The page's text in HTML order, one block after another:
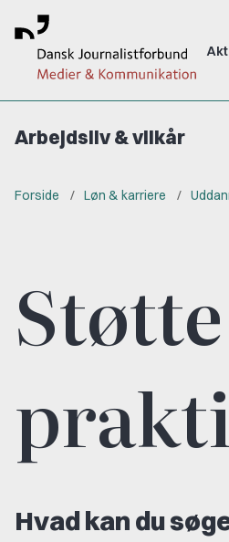
Arbejdsliv & vilkår
Forside Løn & karriere
Hvad kan du